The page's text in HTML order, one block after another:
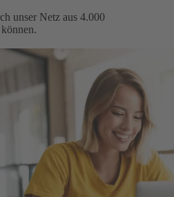
unser Netz aus 4.000